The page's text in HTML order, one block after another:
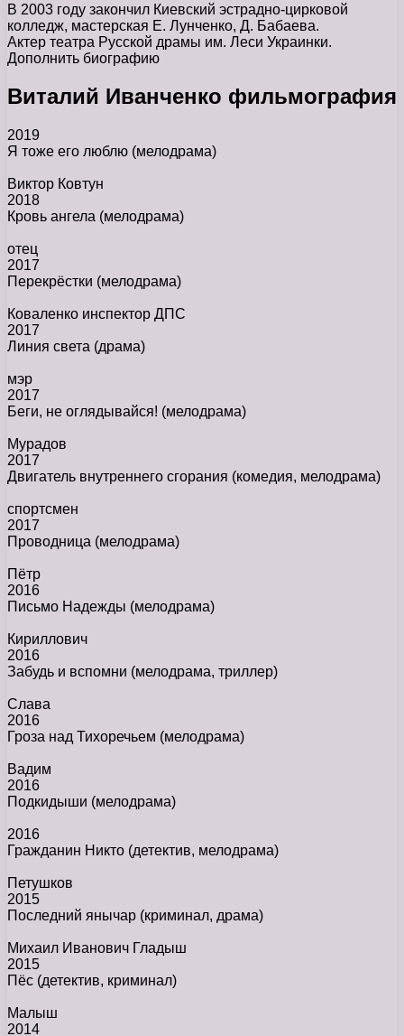
В 2003 году закончил Киевский эстрадно-цирковой
колледж, мастерская Е. Лунченко, Д. Бабаева.
Актер театра Русской драмы им. Леси Украинки.
Дополнить биографию
Виталий Иванченко фильмография
2019
Я тоже его люблю (мелодрама)
Виктор Ковтун
2018
Кровь ангела (мелодрама)
отец
2017
Перекрёстки (мелодрама)
Коваленко инспектор ДПС
2017
Линия света (драма)
мэр
2017
Беги, не оглядывайся! (мелодрама)
Мурадов
2017
Двигатель внутреннего сгорания (комедия, мелодрама)
спортсмен
2017
Проводница (мелодрама)
Пётр
2016
Письмо Надежды (мелодрама)
Кириллович
2016
Забудь и вспомни (мелодрама, триллер)
Слава
2016
Гроза над Тихоречьем (мелодрама)
Вадим
2016
Подкидыши (мелодрама)
2016
Гражданин Никто (детектив, мелодрама)
Петушков
2015
Последний янычар (криминал, драма)
Михаил Иванович Гладыш
2015
Пёс (детектив, криминал)
Малыш
2014